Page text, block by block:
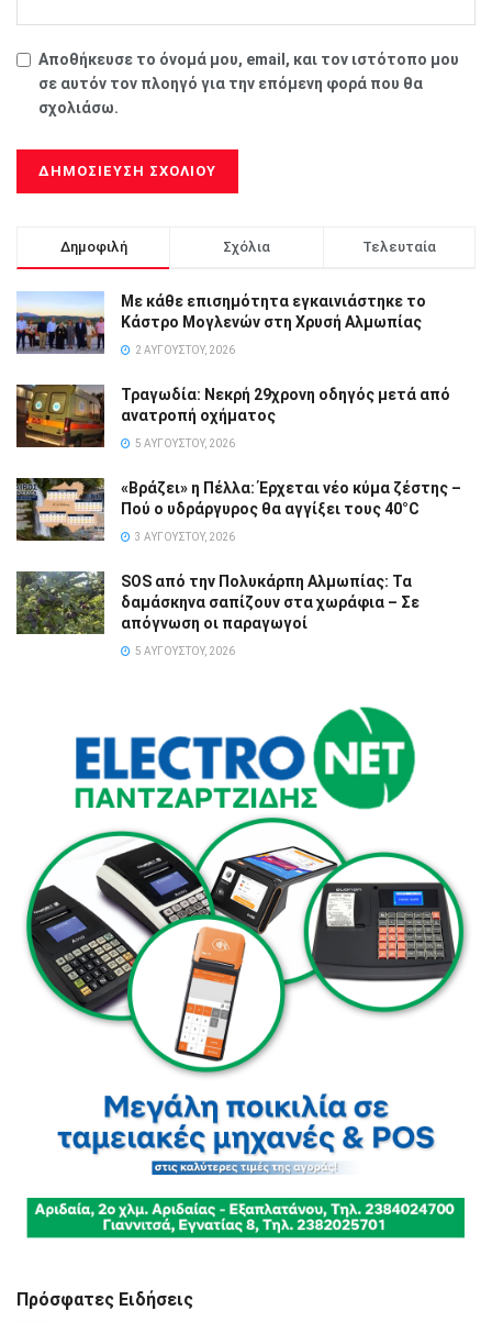
Αποθήκευσε το όνομά μου, email, και τον ιστότοπο μου
σε αυτόν τον πλοηγό για την επόμενη φορά που θα
σχολιάσω.
Δημοφιλή Σχόλια Τελευταία
Με κάθε επισημότητα εγκαινιάστηκε το
Κάστρο Μογλενών στη Χρυσή Αλμωπίας
2 ΑΥΓΟΎΣΤΟΥ, 2026
Τραγωδία: Νεκρή 29χρονη οδηγός μετά από
ανατροπή οχήματος
5 ΑΥΓΟΎΣΤΟΥ, 2026
«Βράζει» η Πέλλα: Έρχεται νέο κύμα ζέστης –
Πού ο υδράργυρος θα αγγίξει τους 40°C
3 ΑΥΓΟΎΣΤΟΥ, 2026
SOS από την Πολυκάρπη Αλμωπίας: Τα
δαμάσκηνα σαπίζουν στα χωράφια – Σε
απόγνωση οι παραγωγοί
5 ΑΥΓΟΎΣΤΟΥ, 2026
Πρόσφατες Ειδήσεις